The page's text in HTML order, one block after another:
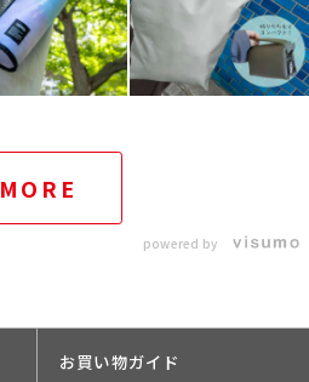
MORE
powered by
お買い物ガイド